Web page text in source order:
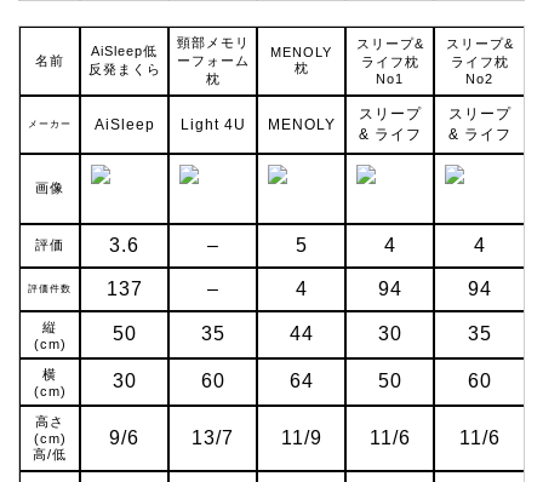
名前
AiSleep低
反発まくら
頸部メモリ
ーフォーム
枕
MENOLY
枕
スリープ&
ライフ枕
No1
スリープ&
ライフ枕
No2
メーカー AiSleep Light 4U MENOLY
スリープ
& ライフ
スリープ
& ライフ
画像
評価 3.6 – 5 4 4
評価件数 137 – 4 94 94
縦
(cm)
50 35 44 30 35
横
(cm)
30 60 64 50 60
高さ
(cm)
高/低
9/6 13/7 11/9 11/6 11/6